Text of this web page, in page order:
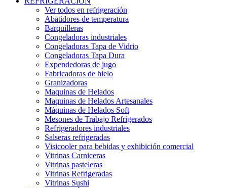
Ver todos en refrigeración
Abatidores de temperatura
Barquilleras
Congeladoras industriales
Congeladoras Tapa de Vidrio
Congeladoras Tapa Dura
Expendedoras de jugo
Fabricadoras de hielo
Granizadoras
Maquinas de Helados
Maquinas de Helados Artesanales
Máquinas de Helados Soft
Mesones de Trabajo Refrigerados
Refrigeradores industriales
Salseras refrigeradas
Visicooler para bebidas y exhibición comercial
Vitrinas Carniceras
Vitrinas pasteleras
Vitrinas Refrigeradas
Vitrinas Sushi